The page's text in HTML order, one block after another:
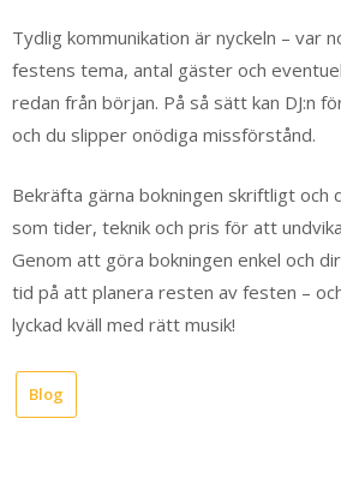
Tydlig kommunikation är nyckeln – var
festens tema, antal gäster och
redan från början. På så sätt kan DJ:n
och du slipper onödiga missförstånd.
Bekräfta gärna bokningen skriftligt och
som tider, teknik och pris för att
Genom att göra bokningen enkel och
tid på att planera resten av festen –
lyckad kväll med rätt musik!
Blog